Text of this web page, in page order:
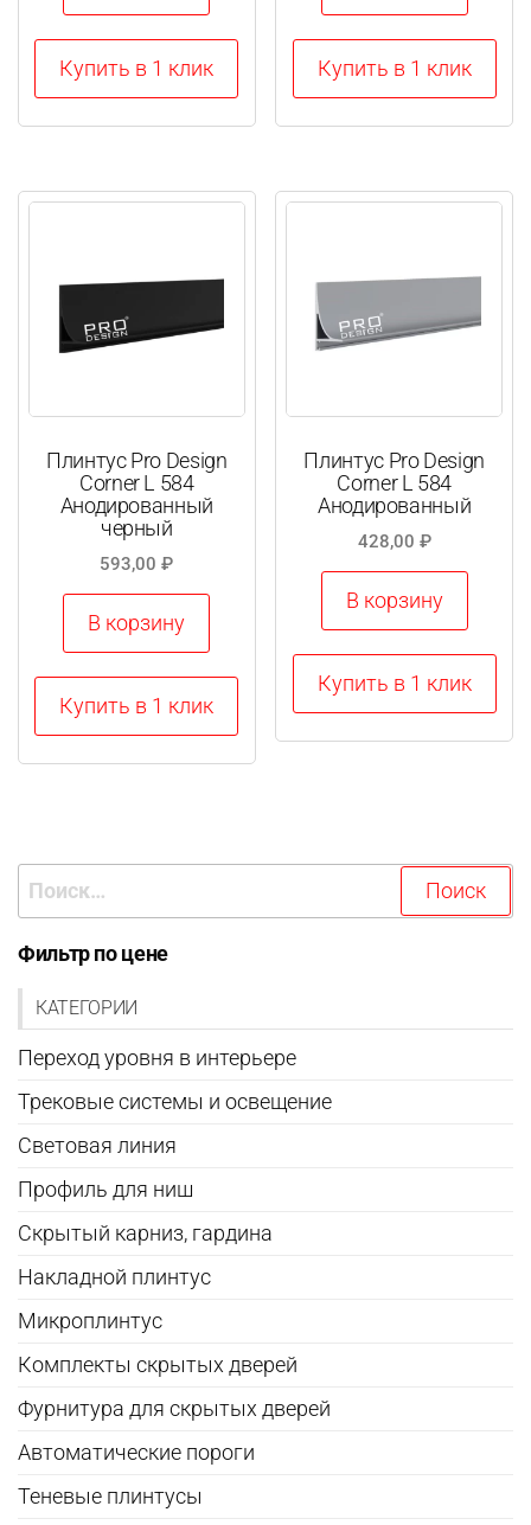
Купить в 1 клик Купить в 1 клик
Плинтус Pro Design
Corner L 584
Анодированный
черный
593,00₽
В корзину
Купить в 1 клик
Плинтус Pro Design
Corner L 584
Анодированный
428,00 ₽
В корзину
Купить в 1 клик
Найти:
Фильтр по цене
КАТЕГОРИИ
Переход уровня в интерьере
Трековые системы и освещение
Световая линия
Профиль для ниш
Скрытый карниз, гардина
Накладной плинтус
Микроплинтус
Комплекты скрытых дверей
Фурнитура для скрытых дверей
Автоматические пороги
Теневые плинтусы